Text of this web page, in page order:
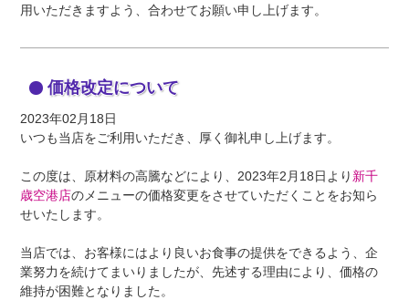
用いただきますよう、合わせてお願い申し上げます。
価格改定について
2023年02月18日
いつも当店をご利用いただき、厚く御礼申し上げます。
この度は、原材料の高騰などにより、2023年2月18日より 新千
歳空港店のメニューの価格変更をさせていただくことをお知ら
せいたします。
当店では、お客様にはより良いお食事の提供をできるよう、企
業努力を続けてまいりましたが、先述する理由により、価格の
維持が困難となりました。